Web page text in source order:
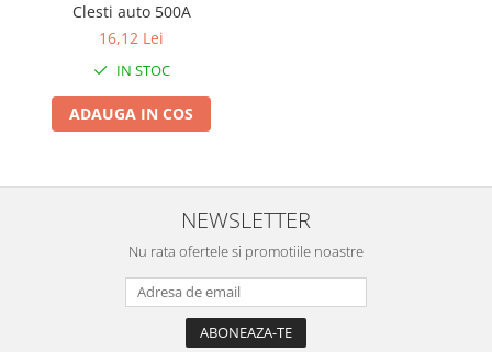
Zdrobitoare si teascuri
Zdrobitoare electrice
Zdrobitoare electrice & manuale
Unelte manuale de gradina -
Clesti auto 500A
16,12 Lei
IN STOC
ADAUGA IN COS
NEWSLETTER
Nu rata ofertele si promotiile noastre